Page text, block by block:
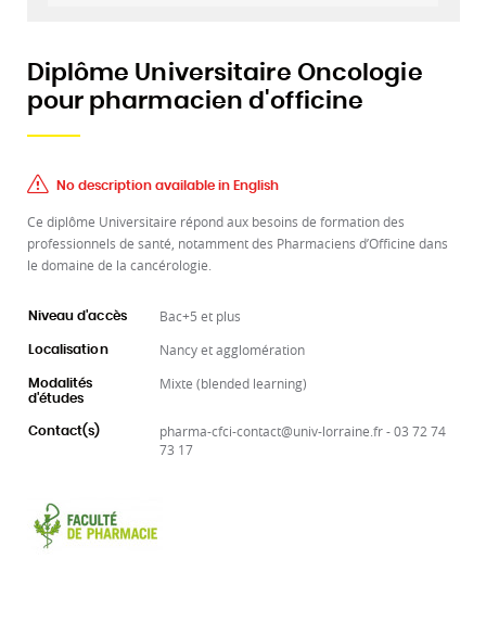
Diplôme Universitaire Oncologie
pour pharmacien d'officine
No description available in English
Ce diplôme Universitaire répond aux besoins de formation des
professionnels de santé, notamment des Pharmaciens d’Officine dans
le domaine de la cancérologie.
Niveau d'accès Bac+5 et plus
Localisation Nancy et agglomération
Modalités
d'études
Mixte (blended learning)
Contact(s)
pharma-cfci-contact@univ-lorraine.fr - 03 72 74
73 17